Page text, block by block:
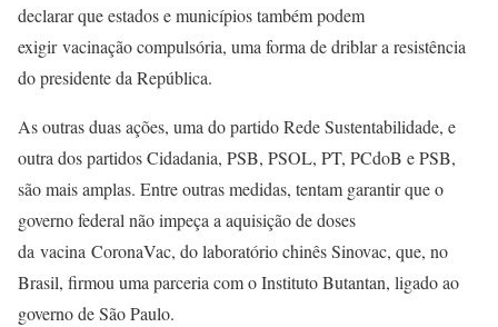
declarar que estados e municípios também podem
exigir vacinação compulsória, uma forma de driblar a resistência
do presidente da República.
As outras duas ações, uma do partido Rede Sustentabilidade, e
outra dos partidos Cidadania, PSB, PSOL, PT, PCdoB e PSB,
são mais amplas. Entre outras medidas, tentam garantir que o
governo federal não impeça a aquisição de doses
da vacina CoronaVac, do laboratório chinês Sinovac, que, no
Brasil, firmou uma parceria com o Instituto Butantan, ligado ao
governo de São Paulo.